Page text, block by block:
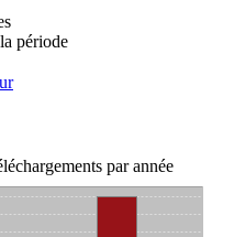
période
par année